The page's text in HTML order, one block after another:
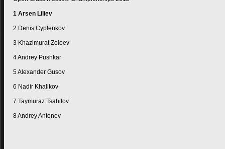
1 Arsen Liliev
2 Denis Cyplenkov
3 Khazimurat Zoloev
4 Andrey Pushkar
5 Alexander Gusov
6 Nadir Khalikov
7 Taymuraz Tsahilov
8 Andrey Antonov